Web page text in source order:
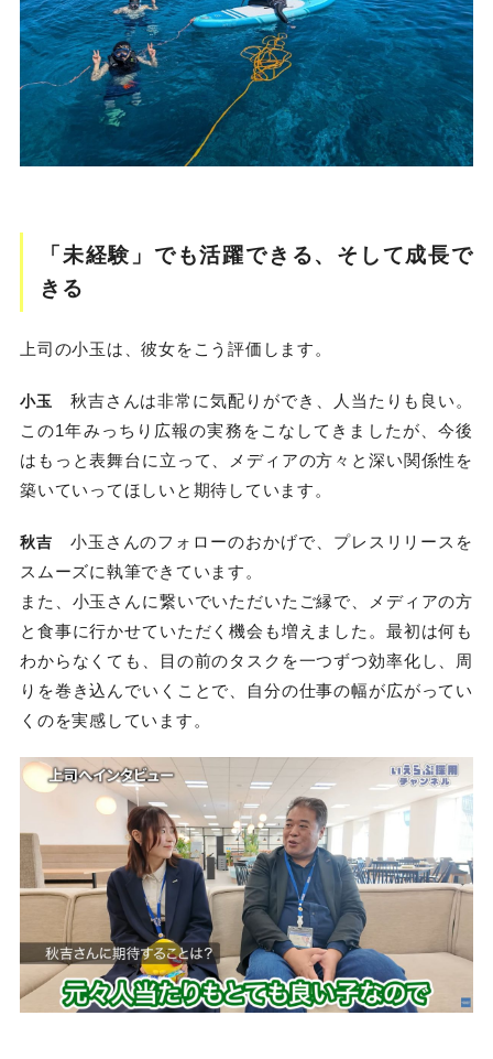
「未経験」でも活躍できる、そして成長で
きる
上司の小玉は、彼女をこう評価します。
小玉 秋吉さんは非常に気配りができ、人当たりも良い。
この1年みっちり広報の実務をこなしてきましたが、今後
はもっと表舞台に立って、メディアの方々と深い関係性を
築いていってほしいと期待しています。
秋吉 小玉さんのフォローのおかげで、プレスリリースを
スムーズに執筆できています。
また、小玉さんに繋いでいただいたご縁で、メディアの方
と食事に行かせていただく機会も増えました。最初は何も
わからなくても、目の前のタスクを一つずつ効率化し、周
りを巻き込んでいくことで、自分の仕事の幅が広がってい
くのを実感しています。